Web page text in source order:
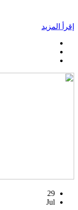
إقرأ المزيد
29
Jul